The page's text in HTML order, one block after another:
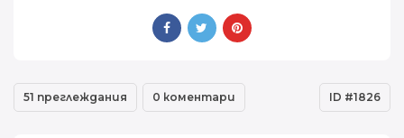
51 преглеждания 0 коментари ID #1826